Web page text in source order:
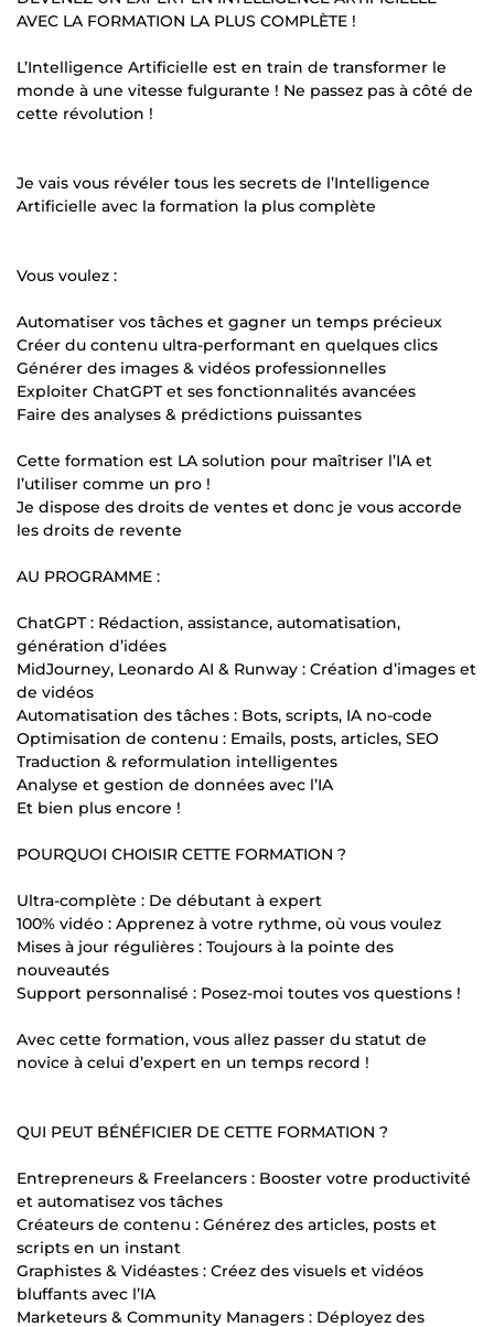
AVEC LA FORMATION LA PLUS COMPLÈTE !
L’Intelligence Artificielle est en train de transformer le
monde à une vitesse fulgurante ! Ne passez pas à côté de
cette révolution !
Je vais vous révéler tous les secrets de l’Intelligence
Artificielle avec la formation la plus complète
Vous voulez :
Automatiser vos tâches et gagner un temps précieux
Créer du contenu ultra-performant en quelques clics
Générer des images & vidéos professionnelles
Exploiter ChatGPT et ses fonctionnalités avancées
Faire des analyses & prédictions puissantes
Cette formation est LA solution pour maîtriser l’IA et
l’utiliser comme un pro !
Je dispose des droits de ventes et donc je vous accorde
les droits de revente
AU PROGRAMME :
ChatGPT : Rédaction, assistance, automatisation,
génération d’idées
MidJourney, Leonardo AI & Runway : Création d’images et
de vidéos
Automatisation des tâches : Bots, scripts, IA no-code
Optimisation de contenu : Emails, posts, articles, SEO
Traduction & reformulation intelligentes
Analyse et gestion de données avec l’IA
Et bien plus encore !
POURQUOI CHOISIR CETTE FORMATION ?
Ultra-complète : De débutant à expert
100% vidéo : Apprenez à votre rythme, où vous voulez
Mises à jour régulières : Toujours à la pointe des
nouveautés
Support personnalisé : Posez-moi toutes vos questions !
Avec cette formation, vous allez passer du statut de
novice à celui d’expert en un temps record !
QUI PEUT BÉNÉFICIER DE CETTE FORMATION ?
Entrepreneurs & Freelancers : Booster votre productivité
et automatisez vos tâches
Créateurs de contenu : Générez des articles, posts et
scripts en un instant
Graphistes & Vidéastes : Créez des visuels et vidéos
bluffants avec l’IA
Marketeurs & Community Managers : Déployez des